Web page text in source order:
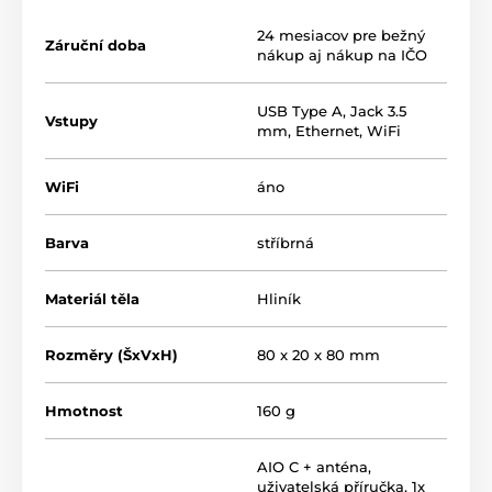
Kompaktný streamer AIO C ponúka všetky funkcie
série AIO, môžete počúvať všetku svoju hudbu, či už
pochádza z najväčších streamovacích služieb,
internetových rádií alebo je uložená v telefóne či
MultiroomAIO C premení váš starý
Záruční doba
24 mesiacov pre bežný
nákup aj nákup na IČO
Vstupy
USB Type A, Jack 3.5
mm, Ethernet, WiFi
WiFi áno
Barva stříbrná
Materiál těla Hliník
Rozměry (ŠxVxH) 80 x 20 x 80 mm
Hmotnost 160 g
AIO C + anténa,
uživatelská příručka, 1x